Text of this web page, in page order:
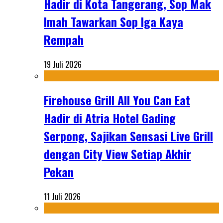
Imah Tawarkan Sop Iga Kaya
Rempah
19 Juli 2026
Firehouse Grill All You Can Eat
Hadir di Atria Hotel Gading
Serpong, Sajikan Sensasi Live Grill
dengan City View Setiap Akhir
Pekan
11 Juli 2026